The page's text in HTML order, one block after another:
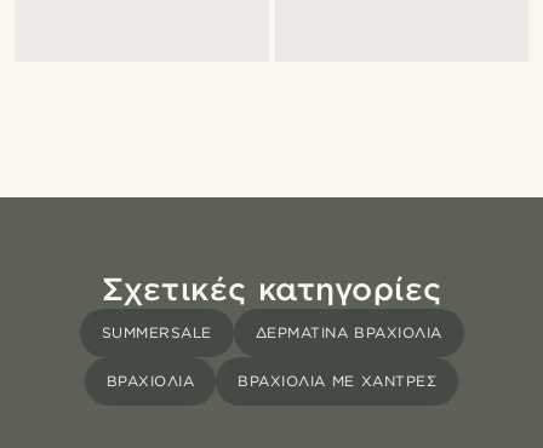
Σχετικές κατηγορίες
SUMMERSALE ΔΕΡΜΆΤΙΝΑ ΒΡΑΧΙΌΛΙΑ
ΒΡΑΧΙΌΛΙΑ ΒΡΑΧΙΌΛΙΑ ΜΕ ΧΆΝΤΡΕΣ